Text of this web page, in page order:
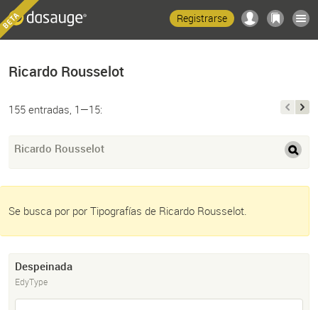
Registrarse
Ricardo Rousselot
155 entradas, 1—15:
Ricardo Rousselot
Se busca por por Tipografías de Ricardo Rousselot.
Despeinada
EdyType